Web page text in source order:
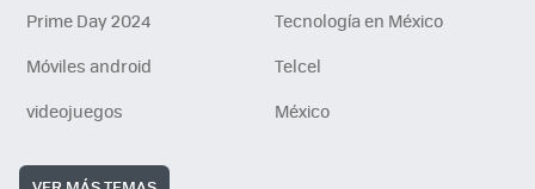
Prime Day 2024
Tecnología en México
Móviles android
Telcel
videojuegos
México